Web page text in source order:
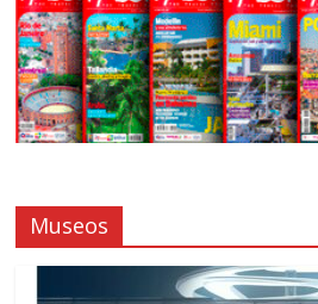
Museos